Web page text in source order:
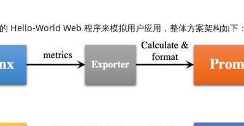
Hello-World Web 程序来模拟用户应用，整体方案架构如下：